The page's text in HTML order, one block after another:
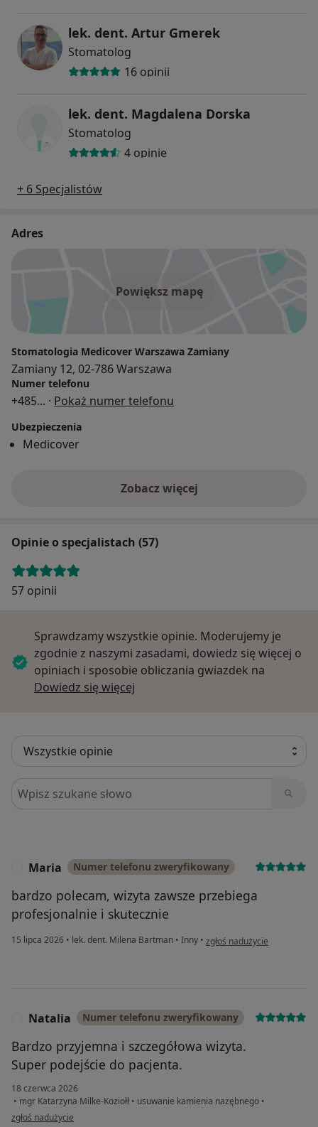
lek. dent. Artur Gmerek
Stomatolog
16 opinii
lek. dent. Magdalena Dorska
Stomatolog
4 opinie
+ 6 Specjalistów
Adres
Powiększ mapę
Stomatologia Medicover Warszawa Zamiany
Zamiany 12, 02-786 Warszawa
Numer telefonu
+485... · Pokaż numer telefonu
Ubezpieczenia
Medicover
Zobacz więcej
Opinie o specjalistach (57)
57 opinii
Sprawdzamy wszystkie opinie. Moderujemy je
zgodnie z naszymi zasadami, dowiedz się więcej o
opiniach i sposobie obliczania gwiazdek na
Dowiedz się więcej
Szukaj w opiniach
Maria Numer telefonu zweryfikowany
bardzo polecam, wizyta zawsze przebiega
profesjonalnie i skutecznie
15 lipca 2026 • lek. dent. Milena Bartman • Inny • w opinii użytkownika Maria
zgłoś nadużycie
Natalia Numer telefonu zweryfikowany
Bardzo przyjemna i szczegółowa wizyta.
Super podejście do pacjenta.
18 czerwca 2026
• mgr Katarzyna Milke-Koziołł • usuwanie kamienia nazębnego •
w opinii użytkownika Natalia
zgłoś nadużycie